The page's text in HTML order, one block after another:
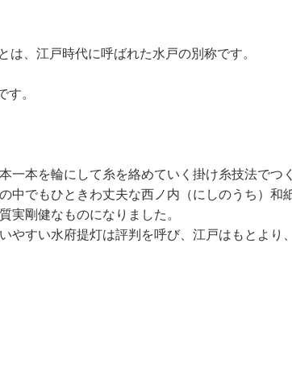
は、江戸時代に呼ばれた水戸の別称です。
。
一本を輪にして糸を絡めていく掛け糸技法で
中でもひときわ丈夫な西ノ内（にしのうち）和
実剛健なものになりました。
やすい水府提灯は評判を呼び、江戸はもとより